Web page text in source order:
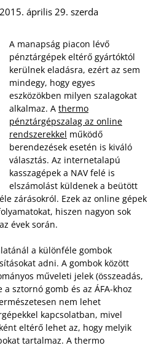
április 29. szerda
A manapság piacon lévő
pénztárgépek eltérő gyártóktól
kerülnek eladásra, ezért az sem
mindegy, hogy egyes
eszközökben milyen szalagokat
alkalmaz. A thermo
pénztárgépszalag az online
rendszerekkel működő
berendezések esetén is kiváló
választás. Az internetalapú
kasszagépek a NAV felé is
elszámolást küldenek a beütött
zárásokról. Ezek az online gépek
hiszen nagyon sok
évek során.
a különféle gombok
adni. A gombok között
műveleti jelek (összeadás,
sztornó gomb és az ÁFA-khoz
nem lehet
kapcsolatban, mivel
eltérő lehet az, hogy melyik
tartalmaz. A thermo